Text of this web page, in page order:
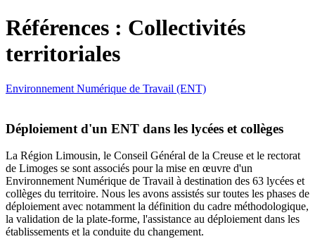
Références : Collectivités
territoriales
Environnement Numérique de Travail (ENT)
Déploiement d'un ENT dans les lycées et collèges
La Région Limousin, le Conseil Général de la Creuse et le rectorat
de Limoges se sont associés pour la mise en œuvre d'un
Environnement Numérique de Travail à destination des 63 lycées et
collèges du territoire. Nous les avons assistés sur toutes les phases de
déploiement avec notamment la définition du cadre méthodologique,
la validation de la plate-forme, l'assistance au déploiement dans les
établissements et la conduite du changement.